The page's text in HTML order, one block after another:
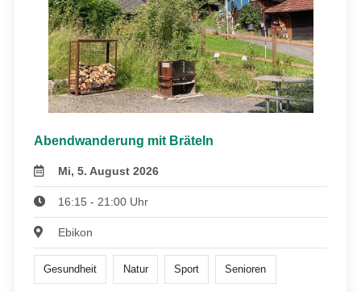
Abendwanderung mit Bräteln
Mi, 5. August 2026
16:15 - 21:00 Uhr
Ebikon
Gesundheit Natur Sport Senioren